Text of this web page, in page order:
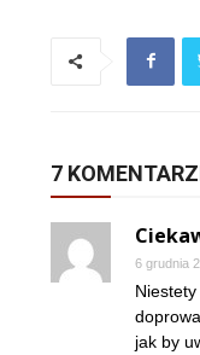
7
6 grudnia
jak by